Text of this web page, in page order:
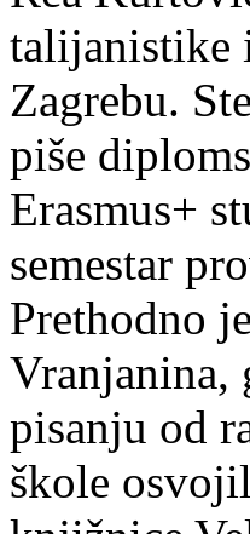
talijanistike
Zagrebu.
piše
Erasmus+
semestar
Prethodno
Vranjanina,
pisanju od
škole